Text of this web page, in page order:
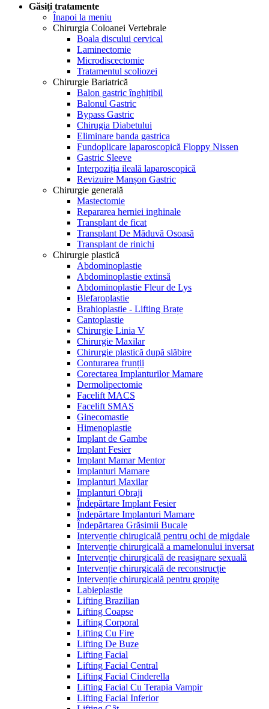
Găsiți tratamente
Înapoi la meniu
Chirurgia Coloanei Vertebrale
Boala discului cervical
Laminectomie
Microdiscectomie
Tratamentul scoliozei
Chirurgie Bariatrică
Balon gastric înghițibil
Balonul Gastric
Bypass Gastric
Chirugia Diabetului
Eliminare banda gastrica
Fundoplicare laparoscopică Floppy Nissen
Gastric Sleeve
Interpoziția ileală laparoscopică
Revizuire Manșon Gastric
Chirurgie generală
Mastectomie
Repararea herniei inghinale
Transplant de ficat
Transplant De Măduvă Osoasă
Transplant de rinichi
Chirurgie plastică
Abdominoplastie
Abdominoplastie extinsă
Abdominoplastie Fleur de Lys
Blefaroplastie
Brahioplastie - Lifting Brațe
Cantoplastie
Chirurgie Linia V
Chirurgie Maxilar
Chirurgie plastică după slăbire
Conturarea frunții
Corectarea Implanturilor Mamare
Dermolipectomie
Facelift MACS
Facelift SMAS
Ginecomastie
Himenoplastie
Implant de Gambe
Implant Fesier
Implant Mamar Mentor
Implanturi Mamare
Implanturi Maxilar
Implanturi Obraji
Îndepărtare Implant Fesier
Îndepărtare Implanturi Mamare
Îndepărtarea Grăsimii Bucale
Intervenție chirugicală pentru ochi de migdale
Intervenție chirurgicală a mamelonului inversat
Intervenție chirurgicală de reasignare sexuală
Intervenție chirurgicală de reconstrucție
Intervenție chirurgicală pentru gropițe
Labieplastie
Lifting Brazilian
Lifting Coapse
Lifting Corporal
Lifting Cu Fire
Lifting De Buze
Lifting Facial
Lifting Facial Central
Lifting Facial Cinderella
Lifting Facial Cu Terapia Vampir
Lifting Facial Inferior